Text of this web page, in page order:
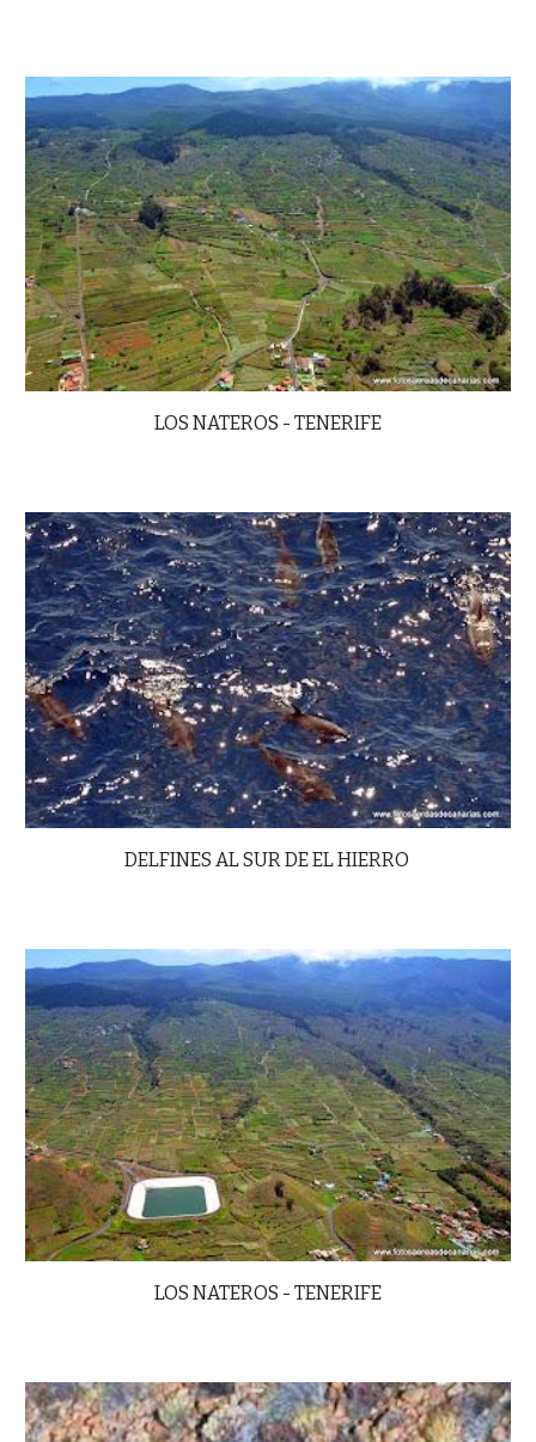
LOS NATEROS - TENERIFE
DELFINES AL SUR DE EL HIERRO
LOS NATEROS - TENERIFE